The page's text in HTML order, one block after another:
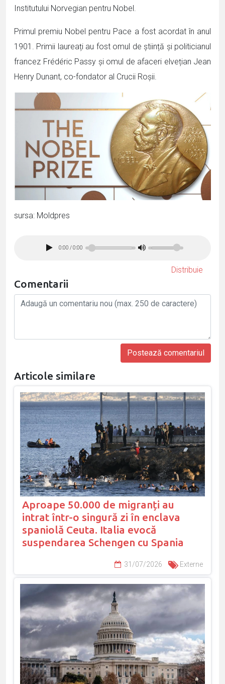
Institutului Norvegian pentru Nobel.
Primul premiu Nobel pentru Pace a fost acordat în anul
1901. Primii laureați au fost omul de știință și politicianul
francez Frédéric Passy și omul de afaceri elvețian Jean
Henry Dunant, co-fondator al Crucii Roșii.
sursa: Moldpres
0:00 /0:00
Distribuie
Comentarii
Articole similare
Aproape 50.000 de migranți au
intrat într-o singură zi în enclava
spaniolă Ceuta. Italia evocă
suspendarea Schengen cu Spania
31/07/2026 Externe